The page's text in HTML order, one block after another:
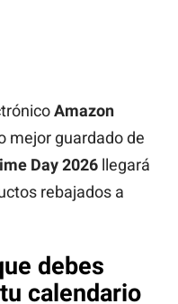
Amazon
mejor guardado de
Day 2026 llegará
rebajados a
debes
calendario